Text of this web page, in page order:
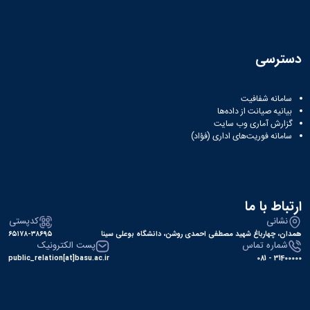
دسترسی
سامانه شفافیت
بیانیه صیانت از داده‌ها
گزارش آماری وب‌ سایت
سامانه فوریت‌های اداری (فؤاد)
ارتباط با ما
نشانی
همدان، چهارباغ شهید مصطفی احمدی روشن، دانشگاه بوعلی سینا
کدپستی
۶۵۱۷۸-۳۸۶۹۵
شماره تماس
31400000 - 081
پست الکترونیک
public_relation[at]basu.ac.ir